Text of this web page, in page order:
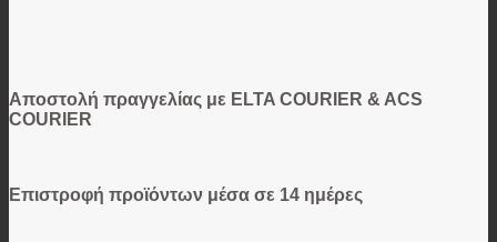
Αποστολή πραγγελίας με ELTA COURIER & ACS
COURIER
Επιστροφή προϊόντων μέσα σε 14 ημέρες